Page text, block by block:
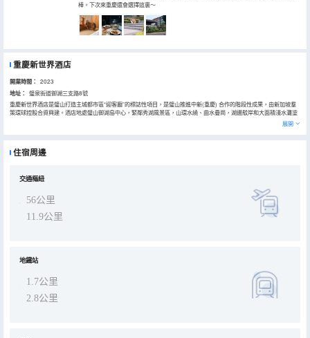
棒。下次來重慶還會選擇這裏～
重慶新世界酒店
開業時間： 2023
地址：
璧泉街道御湖三支路8號
重慶新世界酒店是璧山打造主城都市區“迎客廳”的標誌性項目，是璧山推進中新(重慶) 合作的階段性成果，由新加坡羣
策環球控股合資興建。酒店地處璧山御湖島中心，緊鄰秀湖風景區，山環水繞、曲水疊崗，湖邊駁岸和大面積淺水灘塗
濕地較多，風景十分秀美。其佔地面積102961㎡，設計注重建築與自然、人文環境的和諧統一，傳承了山水璧城悠久
的文化風韻。酒店配置大堂吧、全日餐廳、中餐廳、大小型宴會廳及會議室、大型健身中心含室內泳池，專業外籍芳療
展開
住宿周邊
交通樞紐
56公里
11.9公里
地鐵站
1.7公里
2.8公里